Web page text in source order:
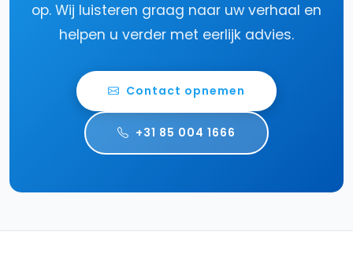
op. Wij luisteren graag naar uw verhaal en
helpen u verder met eerlijk advies.
Contact opnemen
+31 85 004 1666